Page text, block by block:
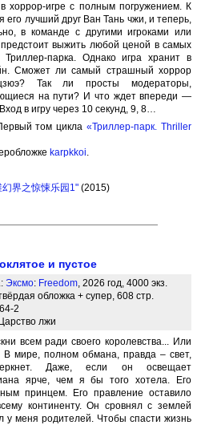
хоррор-игре с полным погружением. К
его лучший друг Ван Тань чжи, и теперь,
в команде с другими игроками или
выжить любой ценой в самых
парка. Однако игра хранит в
Сможет ли самый страшный хоррор
Так ли просты модераторы,
на пути? И что ждет впереди —
в игру через 10 секунд, 9, 8…
том цикла«Триллер-парк. Thriller
karpkkoi.
幻界之惊悚乐园1"(2015)
и пустое
Эксмо: Freedom, 2026 год, 4000 экз.
обложка + супер, 608 стр.
2
лжи
всем ради своего королевства... Или
В мире, полном обмана, правда – свет,
Даже, если он освещает
ярче, чем я бы того хотела. Его
принцем. Его правление оставило
континенту. Он сровнял с землей
у меня родителей. Чтобы спасти жизнь